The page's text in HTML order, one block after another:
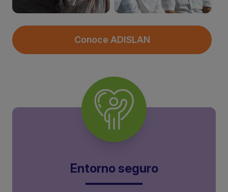
Conoce ADISLAN
Entorno seguro